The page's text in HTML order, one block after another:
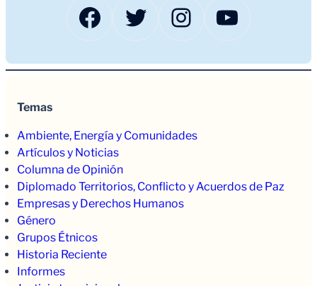
Facebook
TwitterInstagram
Temas
Ambiente, Energía y Comunidades
Artículos y Noticias
Columna de Opinión
Diplomado Territorios, Conflicto y Acuerdos de Paz
Empresas y Derechos Humanos
Género
Grupos Étnicos
Historia Reciente
Informes